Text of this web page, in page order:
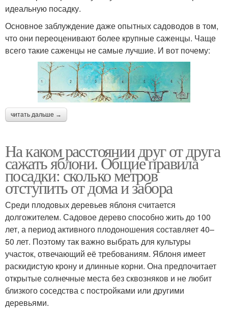
идеальную посадку.
Основное заблуждение даже опытных садоводов в том,
что они переоценивают более крупные саженцы. Чаще
всего такие саженцы не самые лучшие. И вот почему:
читать дальше →
На каком расстоянии друг от друга
сажать яблони. Общие правила
посадки: сколько метров
отступить от дома и забора
Среди плодовых деревьев яблоня считается
долгожителем. Садовое дерево способно жить до 100
лет, а период активного плодоношения составляет 40–
50 лет. Поэтому так важно выбрать для культуры
участок, отвечающий её требованиям. Яблоня имеет
раскидистую крону и длинные корни. Она предпочитает
открытые солнечные места без сквозняков и не любит
близкого соседства с постройками или другими
деревьями.